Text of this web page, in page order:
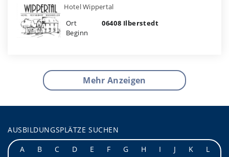
Hotel Wippertal
Ort
06408 Ilberstedt
Beginn
Mehr Anzeigen
AUSBILDUNGSPLÄTZE SUCHEN
A
B C D E F G H I J K
L